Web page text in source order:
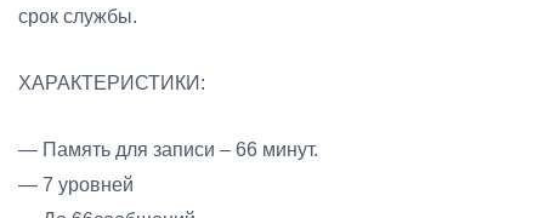
срок службы.
ХАРАКТЕРИСТИКИ:
— Память для записи – 66 минут.
— 7 уровней